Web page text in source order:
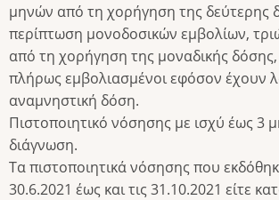
μηνών από τη χορήγηση της δεύτερης
περίπτωση μονοδοσικών εμβολίων,
από τη χορήγηση της μοναδικής
πλήρως εμβολιασμένοι εφόσον έχουν
αναμνηστική δόση.
Πιστοποιητικό νόσησης με ισχύ έως 3
διάγνωση.
Τα πιστοποιητικά νόσησης που
30.6.2021 έως και τις 31.10.2021 είτε